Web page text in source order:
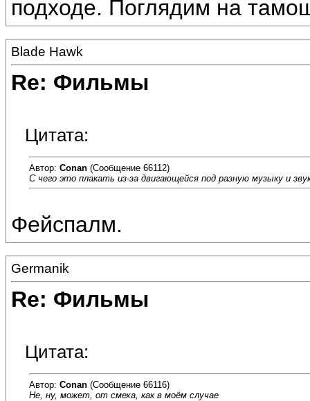
подходе. Поглядим на
Blade Hawk
Re: Фильмы
Цитата:
Автор: Conan (Сообщение 66112)
С чего это плакать из-за двигающейся под разную музыку и
Фейспалм.
Germanik
Re: Фильмы
Цитата:
Автор: Conan (Сообщение 66116)
Не, ну, может, от смеха, как в моём случае